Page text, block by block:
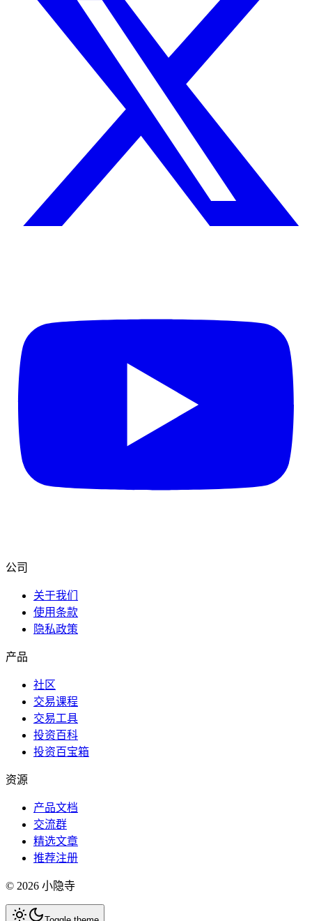
公司
关于我们
使用条款
隐私政策
产品
社区
交易课程
交易工具
投资百科
投资百宝箱
资源
产品文档
交流群
精选文章
推荐注册
© 2026 小隐寺